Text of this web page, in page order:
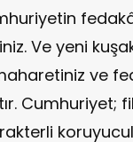
Ve yeni
ve
Cumhuriyet;